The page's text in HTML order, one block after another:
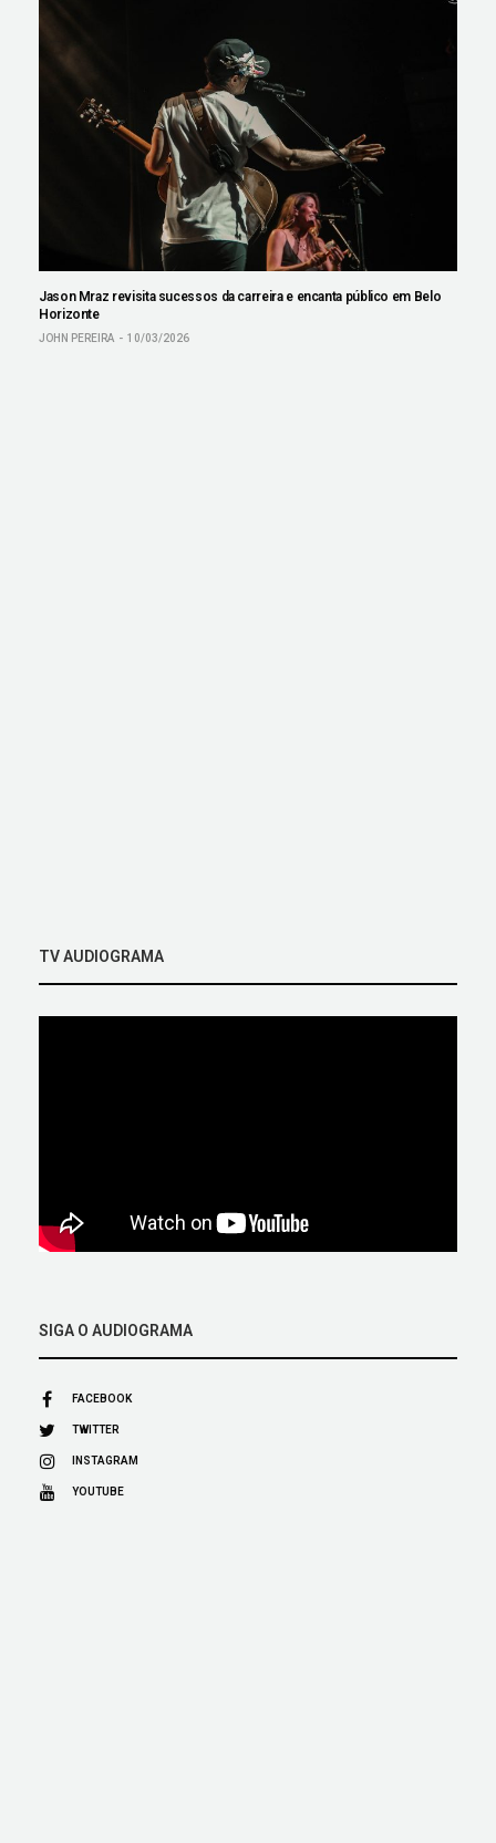
Jason Mraz revisita sucessos da carreira e encanta público em Belo
Horizonte
JOHN PEREIRA 10/03/2026
TV AUDIOGRAMA
SIGA O AUDIOGRAMA
FACEBOOK
TWITTER
INSTAGRAM
YOUTUBE